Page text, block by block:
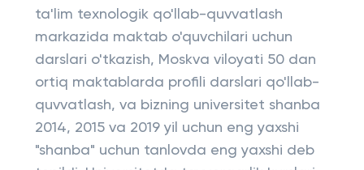
ta'lim texnologik qo'llab-quvvatlash
markazida maktab o'quvchilari uchun
darslari o'tkazish, Moskva viloyati 50 dan
ortiq maktablarda profili darslari qo'llab-
quvvatlash, va bizning universitet shanba
2014, 2015 va 2019 yil uchun eng yaxshi
"shanba" uchun tanlovda eng yaxshi deb